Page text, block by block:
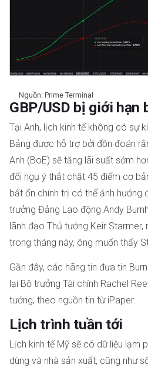
Nguồn: Prime Terminal
GBP/USD bị giới hạn
Tại Anh, lịch kinh tế không có sự
Bảng được hỗ trợ bởi đồn đoán
Anh (BoE) sẽ tăng lãi suất sớm
đổi ngụ ý thắt chặt 45 điểm cơ
bất ổn chính trị có thể ảnh hưởng
trưởng Đảng Lao động Andy
lãnh đạo Thủ tướng Keir
trong tháng này, ông muốn thấy
Gần đây, các hãng tin đưa tin
lại Bộ trưởng Tài chính Rachel
tướng, theo nguồn tin từ iPaper.
Lịch trình tuần tới
Lịch kinh tế Mỹ sẽ có dữ liệu lạm
dùng và nhà sản xuất, cũng như